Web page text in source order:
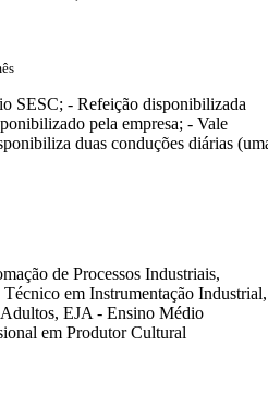
SESC; - Refeição disponibilizada
pela empresa; - Vale
duas conduções diárias
de Processos Industriais,
em Instrumentação Industrial,
EJA - Ensino Médio
em Produtor Cultural